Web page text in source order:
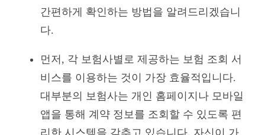
간편하게 확인하는 방법을 알려드리겠습니
다.
먼저, 각 보험사별로 제공하는 보험 조회 서
비스를 이용하는 것이 가장 효율적입니다.
대부분의 보험사는 개인 홈페이지나 모바일
앱을 통해 계약 정보를 조회할 수 있도록 편
리한 시스템을 갖추고 있습니다. 자신이 가